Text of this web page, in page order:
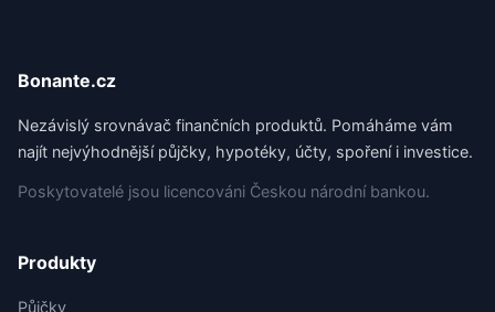
Bonante.cz
Nezávislý srovnávač finančních produktů. Pomáháme vám
najít nejvýhodnější půjčky, hypotéky, účty, spoření i investice.
Poskytovatelé jsou licencováni Českou národní bankou.
Produkty
Půjčky